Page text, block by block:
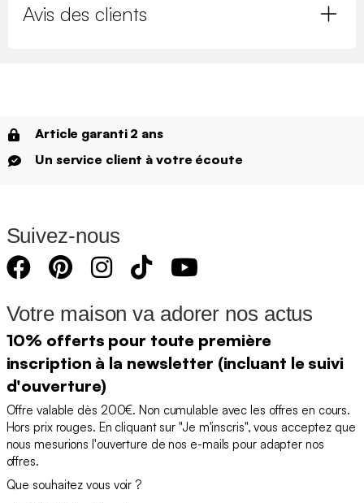
Avis des clients
Article garanti 2 ans
Un service client à votre écoute
Suivez-nous
Votre maison va adorer nos actus
10% offerts pour toute première
inscription à la newsletter (incluant le suivi
d'ouverture)
Offre valable dès 200€. Non cumulable avec les offres en cours.
Hors prix rouges. En cliquant sur "Je m'inscris", vous acceptez que
nous mesurions l'ouverture de nos e-mails pour adapter nos
offres.
Que souhaitez vous voir ?